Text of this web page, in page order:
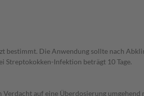
Die Anwendung sollte nach
Streptokokken-Infektion beträgt 10 Tage.
auf eine Überdosierung